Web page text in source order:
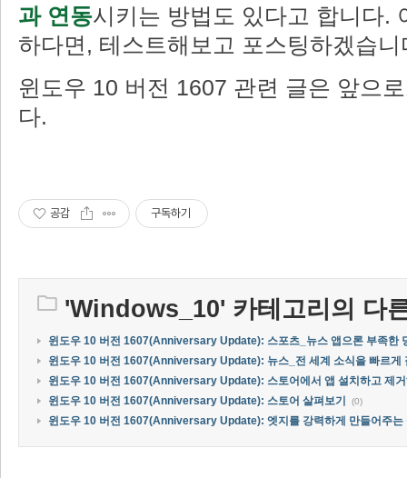
과 연동시키는 방법도 있다고 합니다.
하다면, 테스트해보고 포스팅하겠습니
윈도우 10 버전 1607 관련 글은 앞으
다.
공감 구독하기
'Windows_10' 카테고리의 다
윈도우 10 버전 1607(Anniversary Update): 스포츠_뉴스 앱으론 부족한
윈도우 10 버전 1607(Anniversary Update): 뉴스_전 세계 소식을 빠르게
윈도우 10 버전 1607(Anniversary Update): 스토어에서 앱 설치하고 제
윈도우 10 버전 1607(Anniversary Update): 스토어 살펴보기
(0)
윈도우 10 버전 1607(Anniversary Update): 엣지를 강력하게 만들어주는